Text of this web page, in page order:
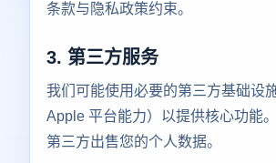
条款与隐私政策约束。
3. 第三方服务
我们可能使用必要的第三方基础设
Apple 平台能力）以提供核心功能
第三方出售您的个人数据。